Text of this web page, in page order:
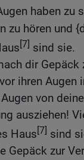
haben zu
zu hören und
[7] sind sie.
dir Gepäck
ihren Augen
von
ausziehen!
Haus[7] sind
Gepäck zur